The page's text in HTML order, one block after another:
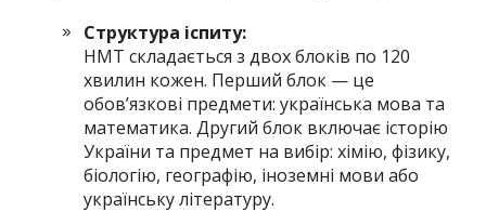
Структура іспиту:
НМТ складається з двох блоків по 120
хвилин кожен. Перший блок — це
обов’язкові предмети: українська мова та
математика. Другий блок включає історію
України та предмет на вибір: хімію, фізику,
біологію, географію, іноземні мови або
українську літературу.